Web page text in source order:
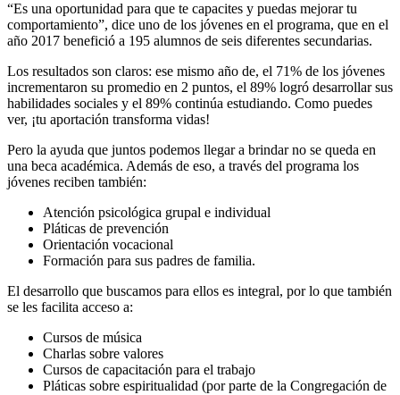
“Es una oportunidad para que te capacites y puedas mejorar tu
comportamiento”, dice uno de los jóvenes en el programa, que en el
año 2017 benefició a 195 alumnos de seis diferentes secundarias.
Los resultados son claros: ese mismo año de, el 71% de los jóvenes
incrementaron su promedio en 2 puntos, el 89% logró desarrollar sus
habilidades sociales y el 89% continúa estudiando. Como puedes
ver, ¡tu aportación transforma vidas!
Pero la ayuda que juntos podemos llegar a brindar no se queda en
una beca académica. Además de eso, a través del programa los
jóvenes reciben también:
Atención psicológica grupal e individual
Pláticas de prevención
Orientación vocacional
Formación para sus padres de familia.
El desarrollo que buscamos para ellos es integral, por lo que también
se les facilita acceso a:
Cursos de música
Charlas sobre valores
Cursos de capacitación para el trabajo
Pláticas sobre espiritualidad (por parte de la Congregación de